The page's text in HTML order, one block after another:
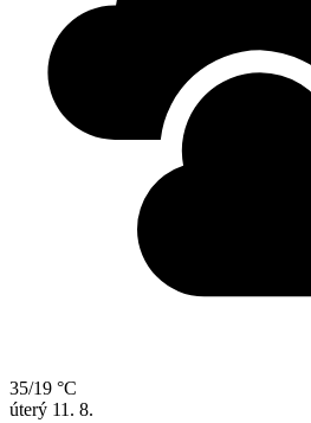
35/19 °C
úterý 11. 8.